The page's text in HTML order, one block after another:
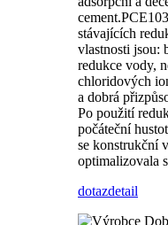
cement.
stávajících
vlastnosti jsou:
redukce vody,
chloridových
a dobrá
Po použití
počáteční
se konstrukční
optimalizovala
dotazdetail